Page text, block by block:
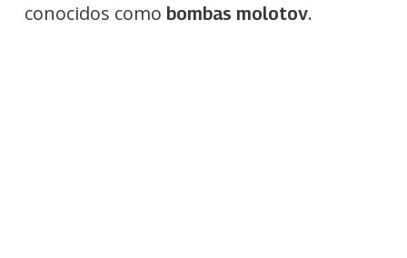
conocidos como bombas molotov.